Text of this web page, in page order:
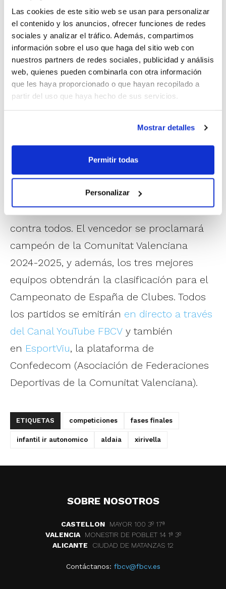
Las cookies de este sitio web se usan para personalizar
el contenido y los anuncios, ofrecer funciones de redes
sociales y analizar el tráfico. Además, compartimos
información sobre el uso que haga del sitio web con
nuestros partners de redes sociales, publicidad y análisis
web, quienes pueden combinarla con otra información
que les haya proporcionado o que hayan recopilado a
partir del uso que haya hecho de sus servicios.
Mostrar detalles
Permitir todas
Personalizar
competición femenina, todo ello dentro
deEl Bàsquet Està Ací, la iniciativa de la
FBCV para que el baloncesto de la
Comunitat Valenciana se convierta en un
símbolo de solidaridad y apoyo hacia los
afectados por la DANA, y entre cuyas
disputa de la práctica totalidad de las
Fases Finales y Finales en municipios que
han sufrido el impacto del temporal.
Los cuatro equipos de cada Fase Final se
medirán entre sí en un formato de todos
contra todos. El vencedor se proclamará
campeón de la Comunitat Valenciana
2024-2025, y además, los tres mejores
equipos obtendrán la clasificación para el
Campeonato de España de Clubes. Todos
los partidos se emitirán en directo a través
del Canal YouTube FBCV y también
en EsportViu, la plataforma de
Confedecom (Asociación de Federaciones
Deportivas de la Comunitat Valenciana).
ETIQUETAS competiciones fases finales
infantil ir autonomico aldaia xirivella
SOBRE NOSOTROS
CASTELLON
MAYOR 100 3º 17ª
VALENCIA
MONESTIR DE POBLET 14 1ª 3º
ALICANTE
CIUDAD DE MATANZAS 12
Contáctanos: fbcv@fbcv.es